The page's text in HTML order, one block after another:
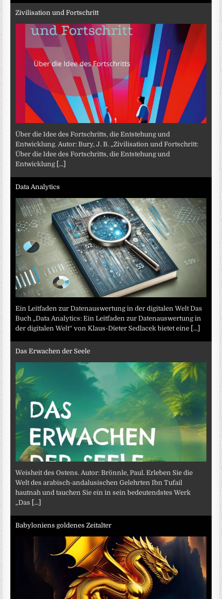
Zivilisation und Fortschritt
Über die Idee des Fortschritts, die Entstehung und
Entwicklung. Autor: Bury, J. B. „Zivilisation und Fortschritt:
Über die Idee des Fortschritts, die Entstehung und
Entwicklung [...]
Data Analytics
Ein Leitfaden zur Datenauswertung in der digitalen Welt Das
Buch „Data Analytics: Ein Leitfaden zur Datenauswertung in
der digitalen Welt“ von Klaus-Dieter Sedlacek bietet eine [...]
Das Erwachen der Seele
Weisheit des Ostens. Autor: Brönnle, Paul. Erleben Sie die
Welt des arabisch-andalusischen Gelehrten Ibn Tufail
hautnah und tauchen Sie ein in sein bedeutendstes Werk
„Das [...]
Babyloniens goldenes Zeitalter